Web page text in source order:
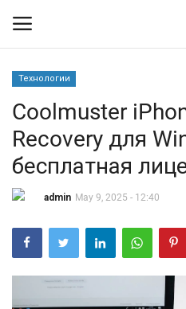
Контакты
Экономика
Технологии
Технологии
Coolmuster
Recovery для
бесплатная
admin May 9, 2025 - 12:40